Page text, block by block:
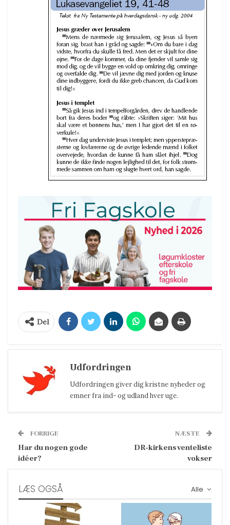
Del
Udfordringen
Udfordringen giver dig kristne nyheder og
emner fra ind- og udland hver uge.
FORRIGE
Har du nogen gode
idéer?
NÆSTE
DR-kirkens venteliste
vokser
Alle
LÆS OGSÅ